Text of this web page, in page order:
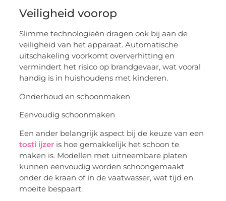
Veiligheid voorop
Slimme technologieën dragen ook bij aan de
veiligheid van het apparaat. Automatische
uitschakeling voorkomt oververhitting en
vermindert het risico op brandgevaar, wat vooral
handig is in huishoudens met kinderen.
Onderhoud en schoonmaken
Eenvoudig schoonmaken
Een ander belangrijk aspect bij de keuze van een
tosti ijzer is hoe gemakkelijk het schoon te
maken is. Modellen met uitneembare platen
kunnen eenvoudig worden schoongemaakt
onder de kraan of in de vaatwasser, wat tijd en
moeite bespaart.